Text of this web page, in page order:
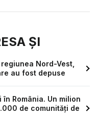
ȘI
Nord-Vest,
au fost depuse
România. Un milion
de comunități de